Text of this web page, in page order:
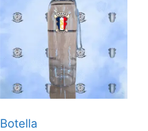
Botella